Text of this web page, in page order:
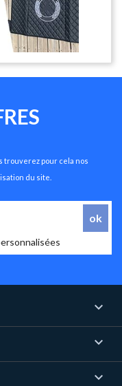
trouverez pour cela nos
du site.


